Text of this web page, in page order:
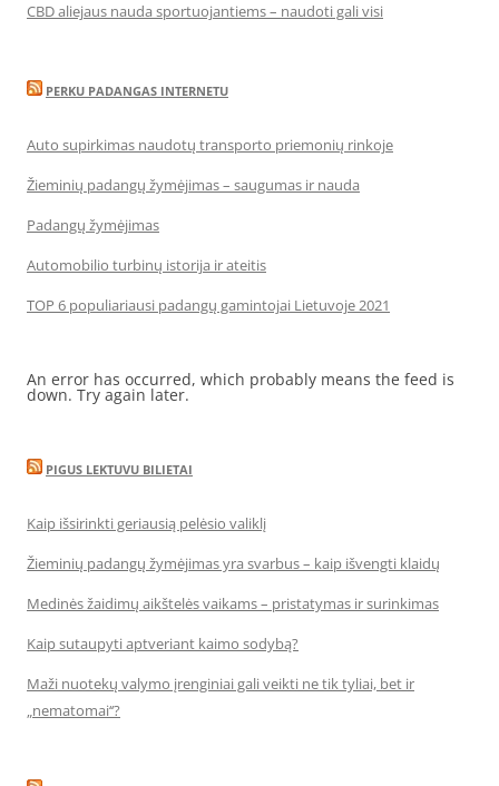
CBD aliejaus nauda sportuojantiems – naudoti gali visi
PERKU PADANGAS INTERNETU
Auto supirkimas naudotų transporto priemonių rinkoje
Žieminių padangų žymėjimas – saugumas ir nauda
Padangų žymėjimas
Automobilio turbinų istorija ir ateitis
TOP 6 populiariausi padangų gamintojai Lietuvoje 2021
An error has occurred, which probably means the feed is
down. Try again later.
PIGUS LEKTUVU BILIETAI
Kaip išsirinkti geriausią pelėsio valiklį
Žieminių padangų žymėjimas yra svarbus – kaip išvengti klaidų
Medinės žaidimų aikštelės vaikams – pristatymas ir surinkimas
Kaip sutaupyti aptveriant kaimo sodybą?
Maži nuotekų valymo įrenginiai gali veikti ne tik tyliai, bet ir
„nematomai‘‘?